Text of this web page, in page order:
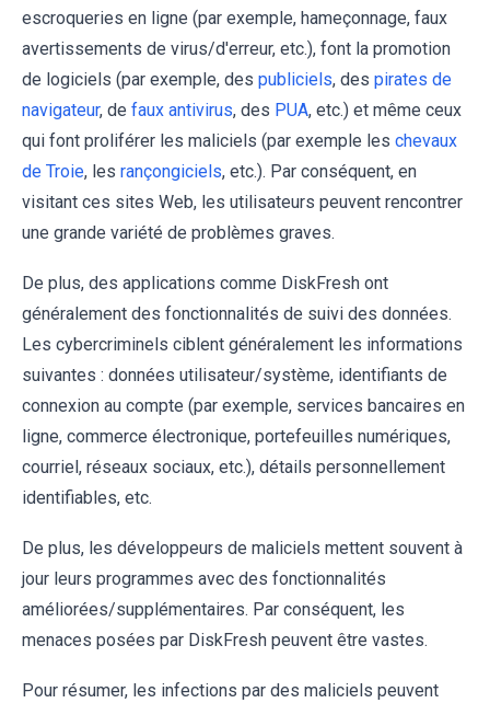
escroqueries en ligne (par exemple, hameçonnage, faux
avertissements de virus/d'erreur, etc.), font la promotion
de logiciels (par exemple, des publiciels, des pirates de
navigateur, de faux antivirus, des PUA, etc.) et même ceux
qui font proliférer les maliciels (par exemple les chevaux
de Troie, les rançongiciels, etc.). Par conséquent, en
visitant ces sites Web, les utilisateurs peuvent rencontrer
une grande variété de problèmes graves.
De plus, des applications comme DiskFresh ont
généralement des fonctionnalités de suivi des données.
Les cybercriminels ciblent généralement les informations
suivantes : données utilisateur/système, identifiants de
connexion au compte (par exemple, services bancaires en
ligne, commerce électronique, portefeuilles numériques,
courriel, réseaux sociaux, etc.), détails personnellement
identifiables, etc.
De plus, les développeurs de maliciels mettent souvent à
jour leurs programmes avec des fonctionnalités
améliorées/supplémentaires. Par conséquent, les
menaces posées par DiskFresh peuvent être vastes.
Pour résumer, les infections par des maliciels peuvent